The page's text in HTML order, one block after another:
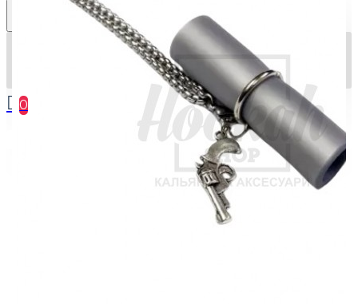
0
Ваш кошик порожній :(